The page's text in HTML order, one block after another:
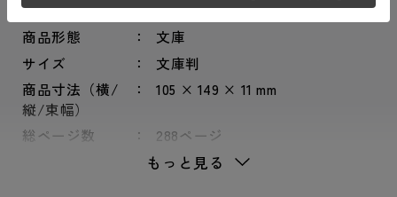
レーベル
角川文庫
商品形態
文庫
サイズ
文庫判
商品寸法（横/
縦/束幅）
105 × 149 × 11 mm
総ページ数 288ページ
もっと見る